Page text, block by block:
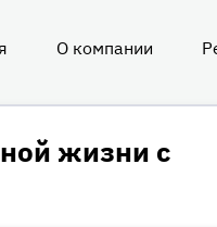
О компании
жизни с